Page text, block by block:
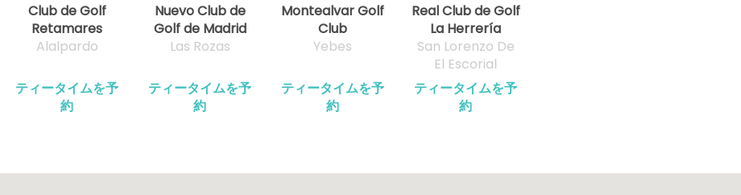
Club de Golf
Retamares
Alalpardo
ティータイムを予
約
Nuevo Club de
Golf de Madrid
Las Rozas
ティータイムを予
約
Montealvar Golf
Club
Yebes
ティータイムを予
約
Real Club de Golf
La Herrería
San Lorenzo De
El Escorial
ティータイムを予
約